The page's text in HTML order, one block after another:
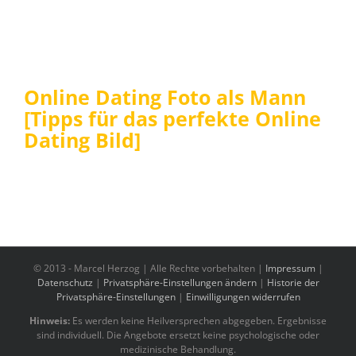
Online Dating Foto als Mann
[Tipps für das perfekte Online
Dating Bild]
© 2013 - Marcel Herzog | Alle Rechte vorbehalten | Impressum |
Datenschutz | Privatsphäre-Einstellungen ändern| Historie der
Privatsphäre-Einstellungen| Einwilligungen widerrufen
Hinweis: Es werden keine Heilversprechen abgegeben. Ergebnisse
sind individuell. Die Angebote ersetzt keine psychologische oder
medizinische Behandlung.